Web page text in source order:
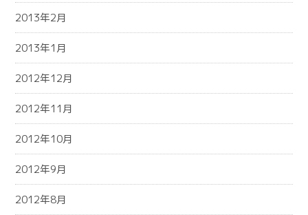
2013年2月
2013年1月
2012年12月
2012年11月
2012年10月
2012年9月
2012年8月